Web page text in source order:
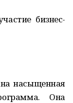
бизнес-
насыщенная
Она